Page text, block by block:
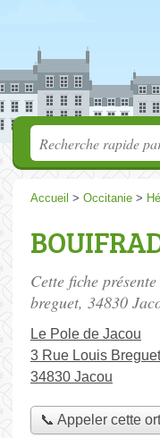
Accueil > Occitanie >
Cette fiche
breguet, 34830
Le Pole de Jacou
3 Rue Louis Breguet
34830 Jacou
📞 Appeler cette